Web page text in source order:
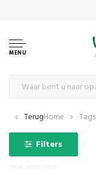
MENU
TerugHome Tags
Filters